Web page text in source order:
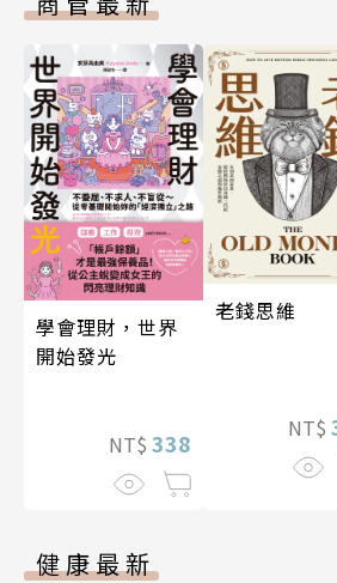
學會理財，世界
開始發光
NT$ 338
老錢思維
NT$
健康最新